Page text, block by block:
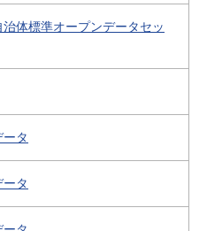
体標準オープンデータセッ
タ
タ